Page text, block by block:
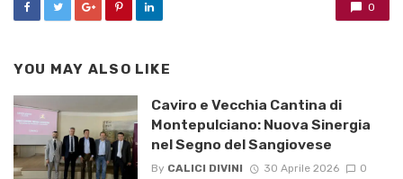
0
YOU MAY ALSO LIKE
Caviro e Vecchia Cantina di
Montepulciano: Nuova Sinergia
nel Segno del Sangiovese
By CALICI DIVINI 30 Aprile 2026 0